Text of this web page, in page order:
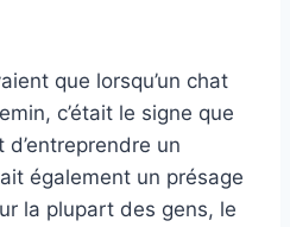
que lorsqu’un chat
c’était le signe que
un
également un présage
la plupart des gens, le